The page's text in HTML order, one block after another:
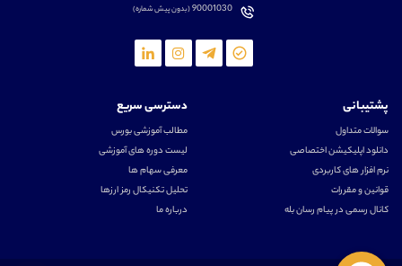
90001030(بدون پیش شماره)
پشتیبانی
سوالات متداول
دانلود اپلیکیشن اختصاصی
نرم افزار های کاربردی
قوانین و مقررات
کانال رسمی در پیام رسان بله
دسترسی سریع
مطالب آموزشی بورس
لیست دوره های آموزشی
معرفی سهام ها
تحلیل تکنیکال رمز ارزها
درباره ما